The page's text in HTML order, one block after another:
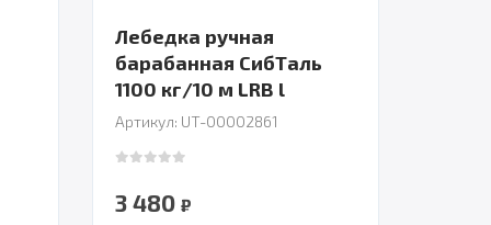
Лебедка ручная
барабанная СибТаль
1100 кг/10 м LRB l
Артикул: UT-00002861
3 480 ₽